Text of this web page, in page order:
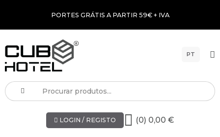
PORTES GRÁTIS A PARTIR 59€ + IVA
PT
LOGIN / REGISTO (0) 0,00 €